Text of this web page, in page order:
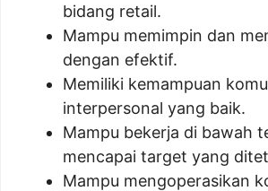
bidang retail.
Mampu memimpin dan
dengan efektif.
Memiliki kemampuan
interpersonal yang baik.
Mampu bekerja di bawah
mencapai target yang
Mampu mengoperasikan